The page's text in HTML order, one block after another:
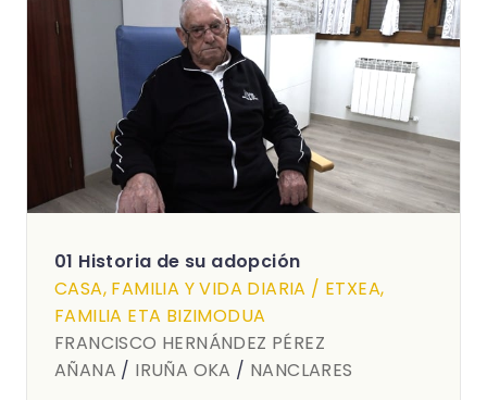
01 Historia de su adopción
CASA, FAMILIA Y VIDA DIARIA / ETXEA,
FAMILIA ETA BIZIMODUA
FRANCISCO HERNÁNDEZ PÉREZ
AÑANA / IRUÑA OKA / NANCLARES